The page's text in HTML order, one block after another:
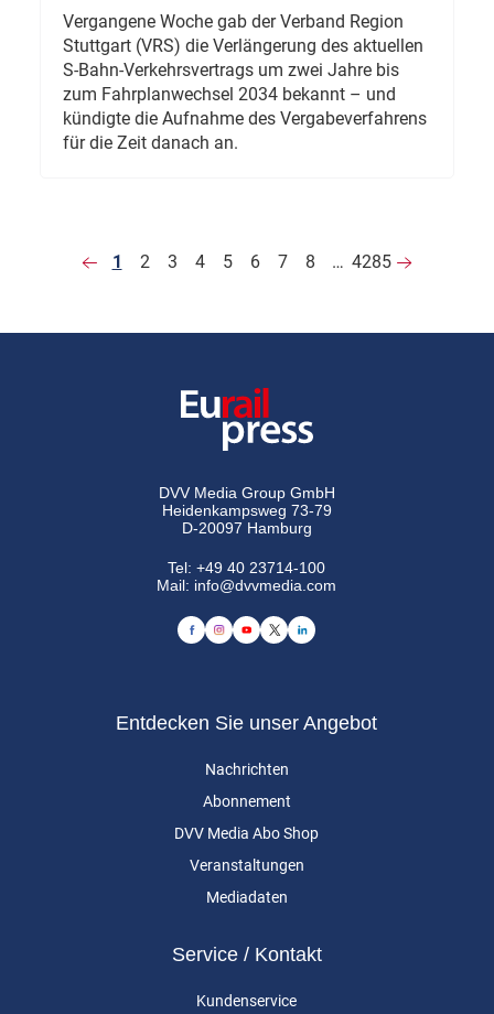
Vergangene Woche gab der Verband Region
Stuttgart (VRS) die Verlängerung des aktuellen
S-Bahn-Verkehrsvertrags um zwei Jahre bis
zum Fahrplanwechsel 2034 bekannt – und
kündigte die Aufnahme des Vergabeverfahrens
für die Zeit danach an.
1 2 3 4 5 6 7 8 … 4285
DVV Media Group GmbH
Heidenkampsweg 73-79
D-20097 Hamburg
Tel:+49 40 23714-100
Mail: info@dvvmedia.com
Entdecken Sie unser Angebot
Nachrichten
Abonnement
DVV Media Abo Shop
Veranstaltungen
Mediadaten
Service / Kontakt
Kundenservice